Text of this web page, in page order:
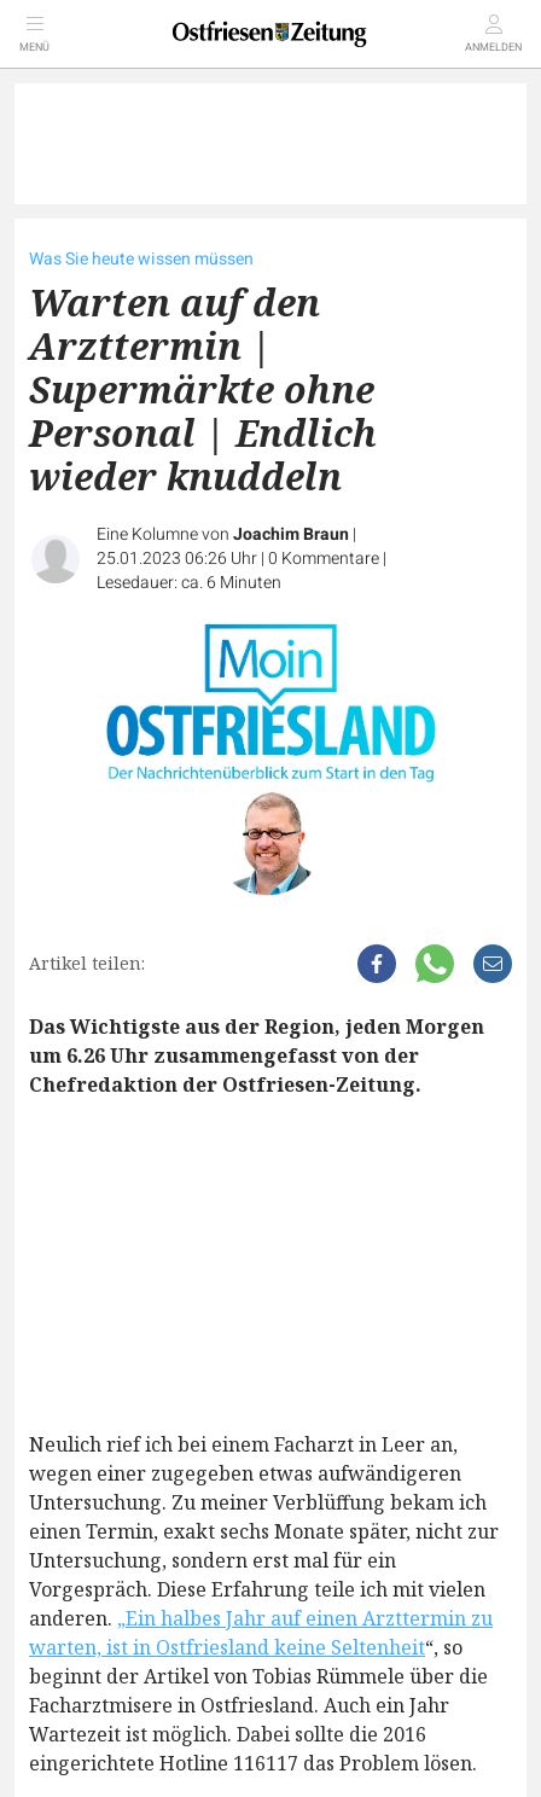
MENÜ ANMELDEN
Was Sie heute wissen müssen
Warten auf den
Arzttermin |
Supermärkte ohne
Personal | Endlich
wieder knuddeln
Eine Kolumne vonJoachim Braun|
25.01.2023 06:26 Uhr|0 Kommentare|
Lesedauer: ca. 6 Minuten
Artikel teilen:
Das Wichtigste aus der Region, jeden Morgen
um 6.26 Uhr zusammengefasst von der
Chefredaktion der Ostfriesen-Zeitung.
Neulich rief ich bei einem Facharzt in Leer an,
wegen einer zugegeben etwas aufwändigeren
Untersuchung. Zu meiner Verblüffung bekam ich
einen Termin, exakt sechs Monate später, nicht zur
Untersuchung, sondern erst mal für ein
Vorgespräch. Diese Erfahrung teile ich mit vielen
anderen. „Ein halbes Jahr auf einen Arzttermin zu
warten, ist in Ostfriesland keine Seltenheit“, so
beginnt der Artikel von Tobias Rümmele über die
Facharztmisere in Ostfriesland. Auch ein Jahr
Wartezeit ist möglich. Dabei sollte die 2016
eingerichtete Hotline 116117 das Problem lösen.